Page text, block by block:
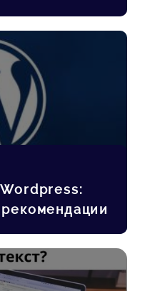
Wordpress: